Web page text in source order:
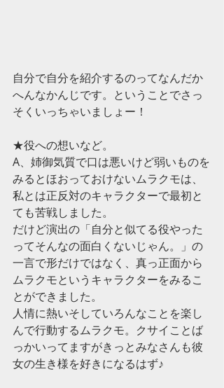
自分で自分を紹介するのってなんだか
へんなかんじです。ということでさっ
そくいっちゃいましょー！
★役への想いなど。
A、姉御気質で口は悪いけど弱いものを
みるとほおっておけないムラクモは、
私とは正反対のキャラクターで最初と
ても苦戦しました。
だけど演出の「自分と似てる役やった
ってそんなの面白くないじゃん。」の
一言で形だけではなく、真っ正面から
ムラクモというキャラクターをみるこ
とができました。
人情に熱いそしていろんなことを楽し
んで行動するムラクモ。クサイことば
っかいってますがきっとみなさんも彼
女の生き様を好きになるはず♪